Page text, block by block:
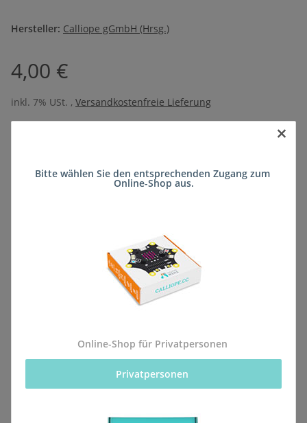
Hersteller: Calliope gGmbH (Hrsg.)
4,00 €
inkl. 7% USt. , Versandkostenfreie Lieferung
Lieferzeit:ca. 5 Wochen(DE - kein
Beschreibung
Alle Bestellungen für dieses Produkt werden direkt an
die Schule (Privatschule St. Josef SFL (Förderschule))
×
Bitte wählen Sie den entsprechenden Zugang zum
Online-Shop aus.
Online-Shop für Privatpersonen
Privatpersonen